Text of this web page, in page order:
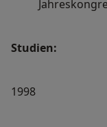
Studien:
1998